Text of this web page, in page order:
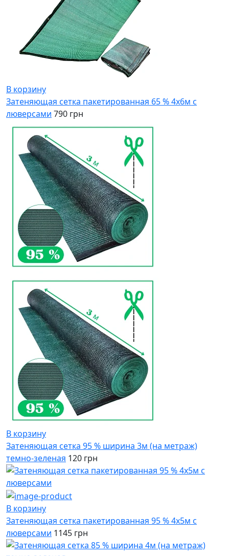
В корзину
Затеняющая сетка пакетированная 65 % 4x6м с
люверсами 790 грн
В корзину
Затеняющая сетка 95 % ширина 3м (на метраж)
темно-зеленая 120 грн
В корзину
Затеняющая сетка пакетированная 95 % 4x5м с
люверсами 1145 грн